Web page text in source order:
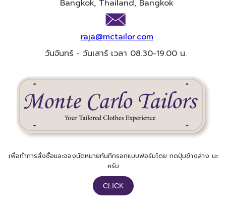
Bangkok, Thailand, Bangkok
raja@mctailor.com
วันจันทร์ - วันเสาร์ เวลา 08.30-19.00 น.
เพื่อทำการสั่งซื้อและจองนัดหมายทันทีกรอกแบบฟอร์มโดย กดปุ่มข้างล่าง นะ
ครับ​
CLICK